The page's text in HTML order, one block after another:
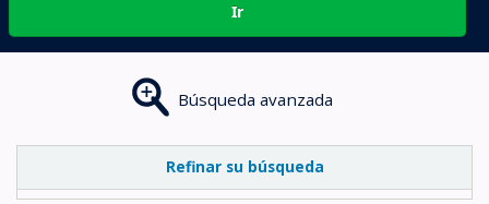
Ir
Búsqueda avanzada
Refinar su búsqueda